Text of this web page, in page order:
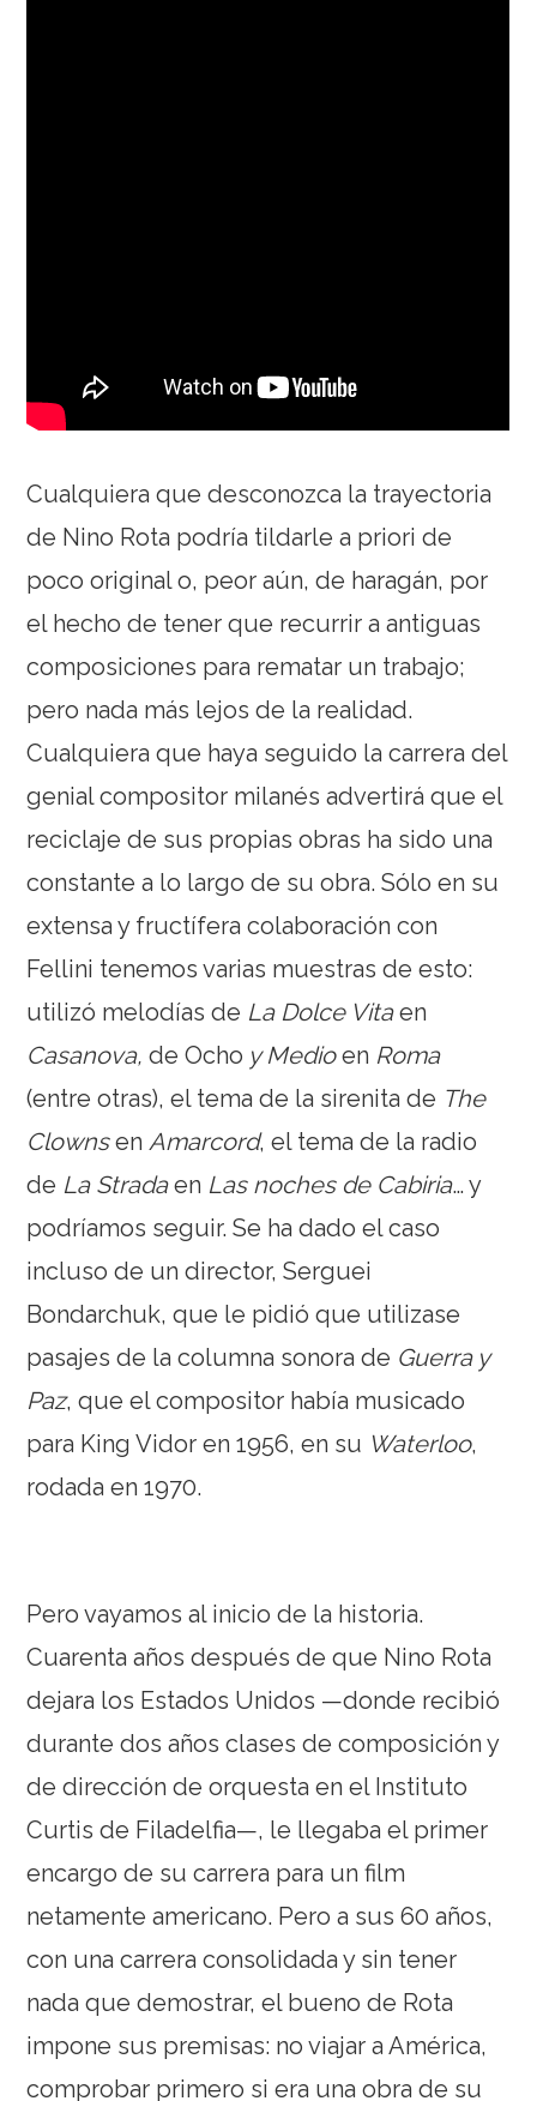
Cualquiera que desconozca la trayectoria
de Nino Rota podría tildarle a priori de
poco original o, peor aún, de haragán, por
el hecho de tener que recurrir a antiguas
composiciones para rematar un trabajo;
pero nada más lejos de la realidad.
Cualquiera que haya seguido la carrera del
genial compositor milanés advertirá que el
reciclaje de sus propias obras ha sido una
constante a lo largo de su obra. Sólo en su
extensa y fructífera colaboración con
Fellini tenemos varias muestras de esto:
utilizó melodías de La Dolce Vitaen
Casanova, deOcho y Medioen Roma
(entre otras), el tema de la sirenita de The
ClownsenAmarcord, el tema de la radio
de La Stradaen Las noches de Cabiria… y
podríamos seguir. Se ha dado el caso
incluso de un director, Serguei
Bondarchuk, que le pidió que utilizase
pasajes de la columna sonora de Guerra y
Paz, que el compositor había musicado
para King Vidor en 1956, en su Waterloo,
rodada en 1970.
Pero vayamos al inicio de la historia.
Cuarenta años después de que Nino Rota
dejara los Estados Unidos —donde recibió
durante dos años clases de composición y
de dirección de orquesta en el Instituto
Curtis de Filadelfia—, le llegaba el primer
encargo de su carrera para un film
netamente americano. Pero a sus 60 años,
con una carrera consolidada y sin tener
nada que demostrar, el bueno de Rota
impone sus premisas: no viajar a América,
comprobar primero si era una obra de su